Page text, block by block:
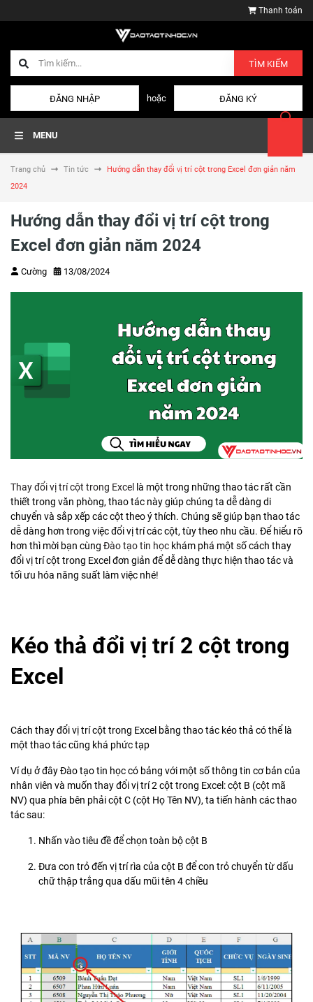
Thanh toán
TÌM KIẾM
ĐĂNG NHẬP hoặc ĐĂNG KÝ
MENU
Trang chủ Tin tức
Hướng dẫn thay đổi vị trí cột trong Excel đơn giản năm
2024
Hướng dẫn thay đổi vị trí cột trong
Excel đơn giản năm 2024
Cường 13/08/2024
Thay đổi vị trí cột trong Excel là một trong những thao tác rất cần
thiết trong văn phòng, thao tác này giúp chúng ta dễ dàng di
chuyển và sắp xếp các cột theo ý thích. Chúng sẽ giúp bạn thao tác
dễ dàng hơn trong việc đổi vị trí các cột, tùy theo nhu cầu. Để hiểu rõ
hơn thì mời bạn cùng Đào tạo tin học khám phá một số cách thay
đổi vị trí cột trong Excel đơn giản để dễ dàng thực hiện thao tác và
tối ưu hóa năng suất làm việc nhé!
Kéo thả đổi vị trí 2 cột trong
Excel
Cách thay đổi vị trí cột trong Excel bằng thao tác kéo thả có thể là
một thao tác cũng khá phức tạp
Ví dụ ở đây Đào tạo tin học có bảng với một số thông tin cơ bản của
nhân viên và muốn thay đổi vị trí 2 cột trong Excel: cột B (cột mã
NV) qua phía bên phải cột C (cột Họ Tên NV), ta tiến hành các thao
tác sau:
Nhấn vào tiêu đề để chọn toàn bộ cột B
Đưa con trỏ đến vị trí rìa của cột B để con trỏ chuyển từ dấu
chữ thập trắng qua dấu mũi tên 4 chiều